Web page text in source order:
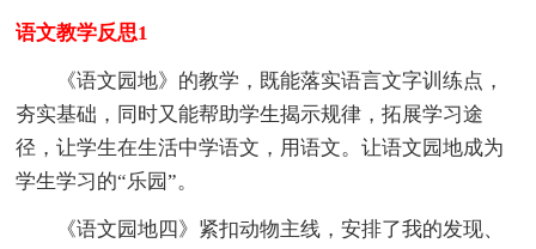
语文教学反思1
《语文园地》的教学，既能落实语言文字训练点，
夯实基础，同时又能帮助学生揭示规律，拓展学习途
径，让学生在生活中学语文，用语文。让语文园地成为
学生学习的“乐园”。
《语文园地四》紧扣动物主线，安排了我的发现、